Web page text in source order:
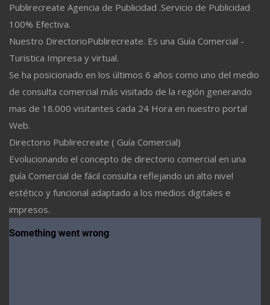
Publirecreate Agencia de Publicidad .Servicio de Publicidad
100% Efectiva.
Nuestro DirectorioPublirecreate. Es una Guía Comercial -
Turistica Impresa y virtual.
Se ha posicionado en los últimos 6 años como uno del medio
de consulta comercial más visitado de la región generando
mas de 18.000 visitantes cada 24 Hora en nuestro portal
Web.
Directorio Publirecreate ( Guía Comercial)
Evolucionando el concepto de directorio comercial en una
guía Comercial de fácil consulta reflejando un alto nivel
estético y funcional adaptado a los medios digitales e
impresos.